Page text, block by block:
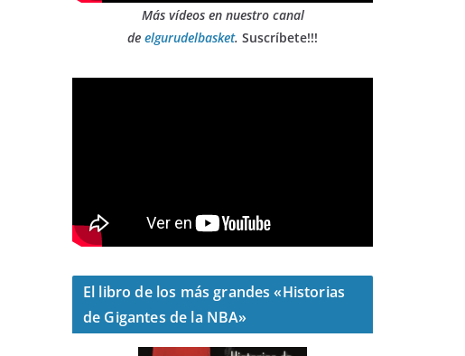
Más vídeos en nuestro canal
de elgurudelbasket. Suscríbete!!!
El libro de los más grandes «Historias
de Gigantes de la NBA»